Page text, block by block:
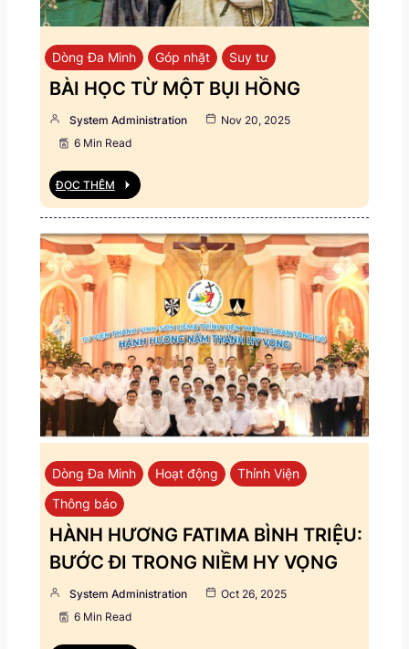
Dòng Đa Minh Góp nhặt Suy tư
BÀI HỌC TỪ MỘT BỤI HỒNG
System Administration
Nov 20, 2025
6 Min Read
ĐỌC THÊM
Dòng Đa Minh Hoạt động
Thỉnh Viện
Thông báo
HÀNH HƯƠNG FATIMA BÌNH TRIỆU:
BƯỚC ĐI TRONG NIỀM HY VỌNG
System Administration
Oct 26, 2025
6 Min Read